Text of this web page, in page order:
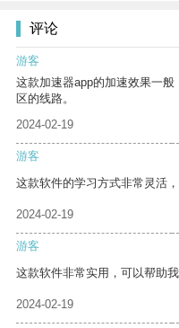
评论
游客
这款加速器app的加速效果一
区的线路。
2024-02-19
游客
这款软件的学习方式非常灵活
2024-02-19
游客
这款软件非常实用，可以帮助我
2024-02-19